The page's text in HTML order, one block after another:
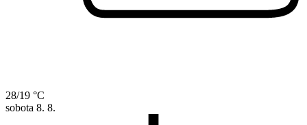
28/19 °C
sobota 8. 8.